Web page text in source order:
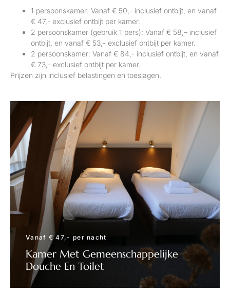
1 persoonskamer: Vanaf € 50,- inclusief ontbijt, en vanaf
€ 47,- exclusief ontbijt per kamer.
2 persoonskamer (gebruik 1 pers): Vanaf € 58,– inclusief
ontbijt, en vanaf € 53,- exclusief ontbijt per kamer.
2 persoonskamer: Vanaf € 84,- inclusief ontbijt, en vanaf
€ 73,- exclusief ontbijt per kamer.
Prijzen zijn inclusief belastingen en toeslagen.
Vanaf € 47,- per nacht
Kamer Met Gemeenschappelijke
Douche En Toilet
RESERVEREN